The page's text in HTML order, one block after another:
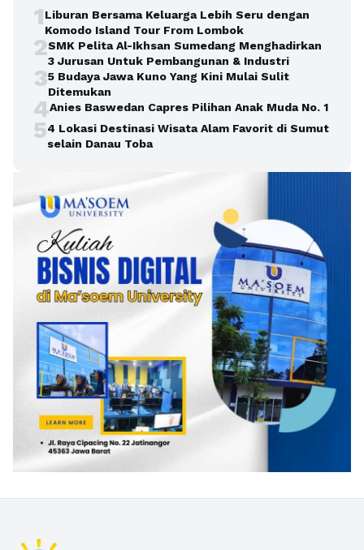
1Liburan Bersama Keluarga Lebih Seru dengan
Komodo Island Tour From Lombok
2SMK Pelita Al-Ikhsan Sumedang Menghadirkan
3 Jurusan Untuk Pembangunan & Industri
35 Budaya Jawa Kuno Yang Kini Mulai Sulit
Ditemukan
4Anies Baswedan Capres Pilihan Anak Muda No. 1
54 Lokasi Destinasi Wisata Alam Favorit di Sumut
selain Danau Toba